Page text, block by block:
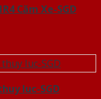
Căm Xe-SGD
luc-SGD